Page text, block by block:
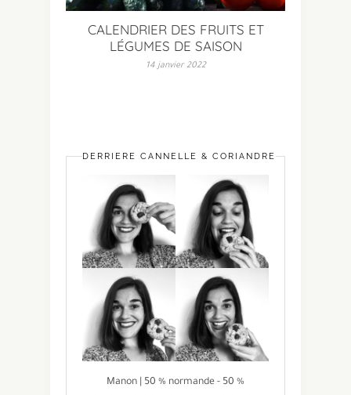
CALENDRIER DES FRUITS ET
LÉGUMES DE SAISON
14 janvier 2022
DERRIÈRE CANNELLE & CORIANDRE
Manon | 50 % normande - 50 %